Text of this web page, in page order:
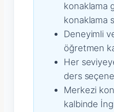
konaklama
konaklama
Deneyimli
öğretmen
Her
ders
Merkezi
kalbinde